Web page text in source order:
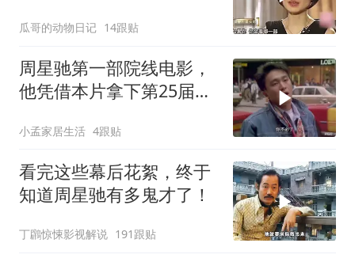
瓜哥的动物日记 14跟贴
周星驰第一部院线电影，
他凭借本片拿下第25届金
小孟家居生活 4跟贴
看完这些幕后花絮，终于
知道周星驰有多鬼才了！
丁鸊惊悚影视解说 191跟贴